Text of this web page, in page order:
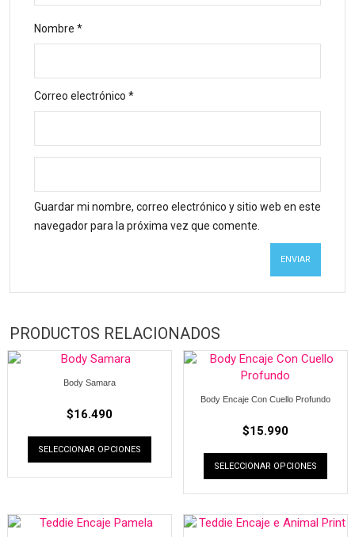
Nombre *
Correo electrónico *
Guardar mi nombre, correo electrónico y sitio web en este
navegador para la próxima vez que comente.
PRODUCTOS RELACIONADOS
Body Samara
$16.490
SELECCIONAR OPCIONES
Body Encaje Con Cuello Profundo
$15.990
SELECCIONAR OPCIONES